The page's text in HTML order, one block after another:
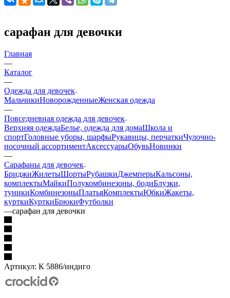
сарафан для девочки
Главная
—
Каталог
—
Одежда для девочек
МальчикиНоворожденныеЖенская одежда
—
Повседневная одежда для девочек
Верхняя одеждаБелье, одежда для домаШкола и
спортГоловные уборы, шарфыРукавицы, перчаткиЧулочно-
носочный ассортиментАксессуарыОбувьНовинки
—
Сарафаны для девочек
БриджиЖилетыШортыРубашкиДжемперыКальсоны,
комплектыМайкиПолукомбинезоны, бодиБлузки,
туникиКомбинезоныПлатьяКомплектыЮбкиЖакеты,
курткиКурткиБрюкиФутболки
—сарафан для девочки
Артикул: К 5886/индиго